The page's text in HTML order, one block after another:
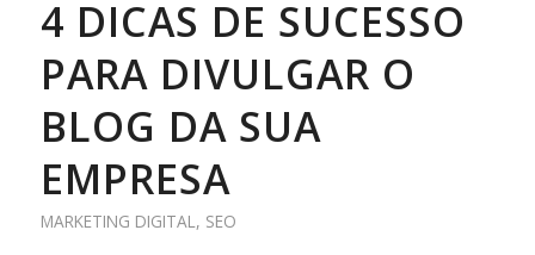
4 DICAS DE SUCESSO
PARA DIVULGAR O
BLOG DA SUA
EMPRESA
MARKETING DIGITAL, SEO